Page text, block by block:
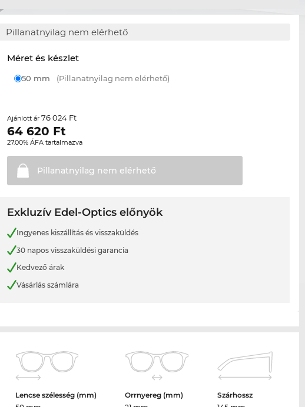
Pillanatnyilag nem elérhető
Méret és készlet
50 mm (Pillanatnyilag nem elérhető)
Ajánlott ár76 024 Ft
64 620 Ft
27.00% ÁFA tartalmazva
Pillanatnyilag nem elérhető
Exkluzív Edel-Optics előnyök
Ingyenes kiszállítás és visszaküldés
30 napos visszaküldési garancia
Kedvező árak
Vásárlás számlára
Lencse szélesség (mm)
Orrnyereg (mm)
Szárhossz